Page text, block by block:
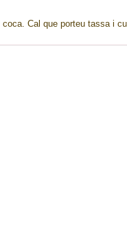
Cal que porteu tassa i